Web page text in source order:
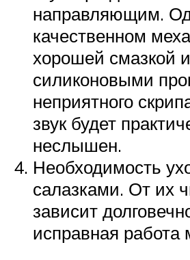
направляющим.
качественном
хорошей смазкой и
силиконовыми
неприятного
звук будет
неслышен.
Необходимость
салазками. От их
зависит
исправная работа